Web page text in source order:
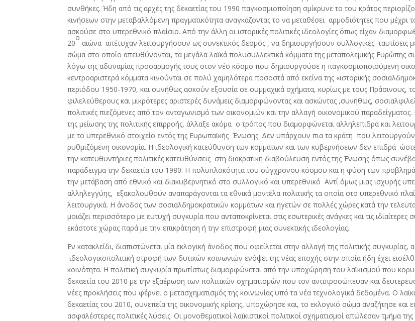
συνθήκες. Ήδη από τις αρχές της δεκαετίας του 1990 παγκοσμιοποίηση σμίκρυνε το του κράτος
κινήσεων στην μεταβαλλόμενη πραγματικότητα αναγκάζοντας το να μεταθέσει αρμοδιότητες που μέχρι
ασκούσε στο υπερεθνικό πλαίσιο. Από την άλλη οι ιστορικές πολιτικές ιδεολογίες όπως είχαν
20
ο
αιώνα απέτυχαν λειτουργήσουν ως συνεκτικός δεσμός , να δημιουργήσουν συλλογικές ταυτίσεις
σώμα στο οποίο απευθύνονται, τα μεγάλα λαϊκά πολυσυλλεκτικά κόμματα της μεταπολεμικής Ευρώπης
λόγω της αδυναμίας προσαρμογής τους στον νέο κόσμο που δημιουργούσε η παγκοσμιοποιούμενη
κεντροαριστερά κόμματα κινούνται σε πολύ χαμηλότερα ποσοστά από εκείνα της «ιστορικής
περιόδου 1950-1970, και συνήθως ασκούν εξουσία σε συμμαχικά σχήματα, κυρίως με τους Πράσινους,
φιλελεύθερους και μικρότερες αριστερές δυνάμεις διαμορφώνοντας και ασκώντας ,συνήθως,
πολιτικές πιεζόμενες από τον ανταγωνισμό των οικονομιών και την αλλαγή οικονομικού
της μείωσης της πολιτικής επιρροής, άλλαξε ακόμα ο τρόπος που διαμορφώνεται αλληλεπιδρά και
με το υπερεθνικό στοιχείο εντός της Ευρωπαϊκής Ένωσης .Δεν υπάρχουν πια τα κράτη που
ρυθμιζόμενη οικονομία. Η ιδεολογική κατεύθυνση των κομμάτων και των κυβερνήσεων δεν επιδρά
την κατευθυντήριες πολιτικές κατευθύνσεις στη διακρατική διαβούλευση εντός της Ένωσης όπως
παράδειγμα την δεκαετία του 1980. Η πολυπλοκότητα του σύγχρονου κόσμου και η φύση των
την μετάβαση από εθνικό και διακυβερνητικό στο συλλογικό και υπερεθνικό Αντί όμως μιας ισχυρής
αλληλεγγύης, εξακολουθούν αναπαράγονται τα εθνικά μοντέλα πολιτικής τα οποία στο υπερεθνικό
λειτουργικά. Η άνοδος των σοσιαλδημοκρατικών κομμάτων και ηγετών σε πολλές χώρες κατά την
μοιάζει περισσότερο με ευτυχή συγκυρία που ανταποκρίνεται στις εσωτερικές ανάγκες και τις ιδιαίτερες
εκάστοτε χώρας παρά με την επικράτηση ή την επιστροφή μιας συνεκτικής ιδεολογίας.
Εν κατακλείδι, διαπιστώνεται μία εκλογική άνοδος που οφείλεται στην αλλαγή της πολιτικής συγκυρίας,
ιδεολογικοπολιτική στροφή των δυτικών κοινωνιών ενόψει της νέας εποχής στην οποία ήδη έχει
κοινότητα. Η πολιτική συγκυρία πρωτίστως διαμορφώνεται από την υποχώρηση του λαϊκισμού που
δεκαετία του 2010 με την εξαέρωση των πολιτικών σχηματισμών που τον αντιπροσώπευαν και
νέες προκλήσεις που φέρνει ο μετασχηματισμός της κοινωνίας υπό τα νέα τεχνολογικά δεδομένα. Ο
δεκαετίας του 2010, συνεπεία της οικονομικής κρίσης, υποχώρησε και, το εκλογικό σώμα αναζήτησε και
ασφαλέστερες πολιτικές λύσεις. Οι μονοθεματικοί λαϊκιστικοί πολιτικοί σχηματισμοί απώλεσαν τμήμα της